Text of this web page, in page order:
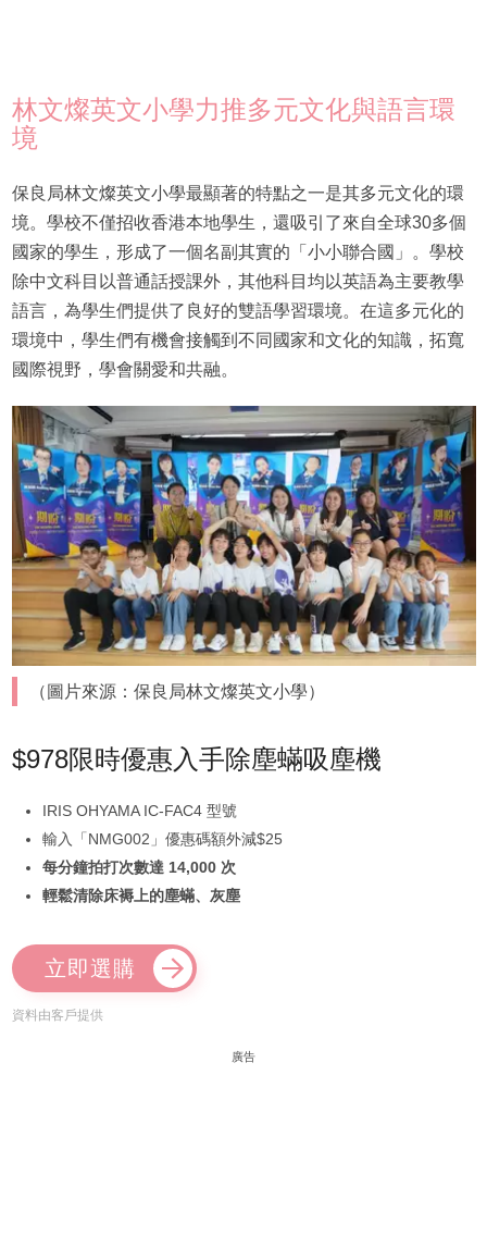
林文燦英文小學力推多元文化與語言環
境
保良局林文燦英文小學最顯著的特點之一是其多元文化的環
境。學校不僅招收香港本地學生，還吸引了來自全球30多個
國家的學生，形成了一個名副其實的「小小聯合國」。學校
除中文科目以普通話授課外，其他科目均以英語為主要教學
語言，為學生們提供了良好的雙語學習環境。在這多元化的
環境中，學生們有機會接觸到不同國家和文化的知識，拓寬
國際視野，學會關愛和共融。
（圖片來源：保良局林文燦英文小學）
$978限時優惠入手除塵蟎吸塵機
IRIS OHYAMA IC-FAC4 型號
輸入「NMG002」優惠碼額外減$25
每分鐘拍打次數達 14,000 次
輕鬆清除床褥上的塵蟎、灰塵
立即選購
資料由客戶提供
廣告